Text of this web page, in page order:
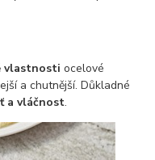
vlastnosti ocelové
a chutnější. Důkladné
a vláčnost.